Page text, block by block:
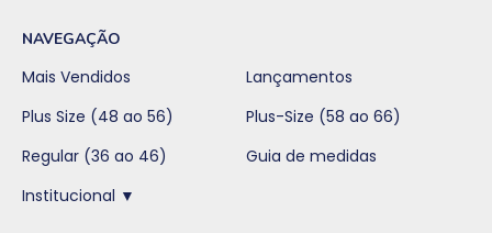
NAVEGAÇÃO
Mais Vendidos
Lançamentos
Plus Size (48 ao 56)
Plus-Size (58 ao 66)
Regular (36 ao 46)
Guia de medidas
Institucional ▼